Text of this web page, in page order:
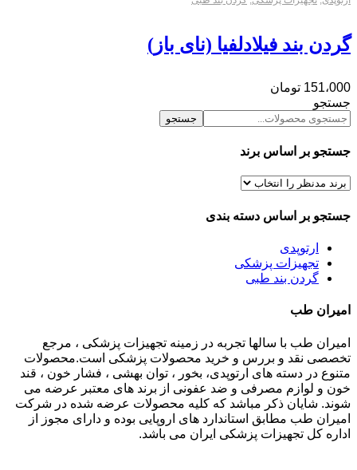
گردن بند فیلادلفیا (نای باز)
151،000 تومان
جستجو
جستجو
جستجو بر اساس برند
جستجو بر اساس دسته بندی
ارتوپدی
تجهیزات پزشکی
گردن بند طبی
امیران طب
امیران طب با سالها تجربه در زمینه تجهیزات پزشکی ، مرجع
تخصصی نقد و بررس و خرید محصولات پزشکی است.محصولات
متنوع در دسته های ارتوپدی، بخور ، توان بهشی ، فشار خون ، قند
خون و لوازم مصرفی و ضد عفونی از برند های معتبر عرضه می
شوند. شایان ذکر مباشد که کلیه محصولات عرضه شده در شرکت
امیران طب مطابق استاندارد های اروپایی بوده و دارای مجوز از
اداره کل تجهیزات پزشکی ایران می باشد.